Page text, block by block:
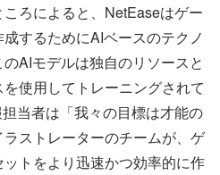
ろによると、NetEaseはゲー
するためにAIベースのテクノ
AIモデルは独自のリソースと
使用してトレーニングされて
当者は「我々の目標は才能の
ストレーターのチームが、ゲ
トをより迅速かつ効率的に作